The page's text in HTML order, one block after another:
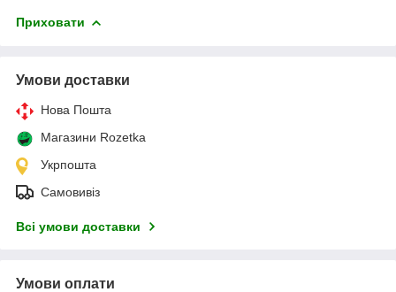
Приховати
Умови доставки
Нова Пошта
Магазини Rozetka
Укрпошта
Самовивіз
Всі умови доставки
Умови оплати